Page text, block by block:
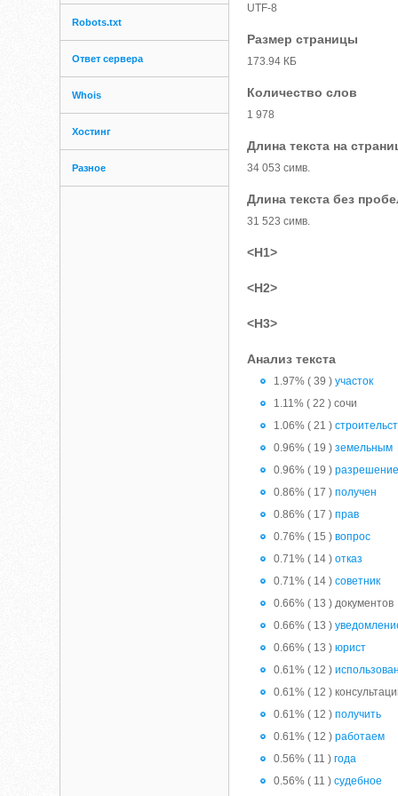
Robots.txt
Ответ сервера
Whois
Хостинг
Разное
UTF-8
Размер страницы
173.94 КБ
Количество слов
1 978
Длина текста на
34 053 симв.
Длина текста без
31 523 симв.
<H1>
<H2>
<H3>
Анализ текста
1.97% ( 39 )участок
1.11% ( 22 ) сочи
1.06% ( 21 )
0.96% ( 19 )земельным
0.96% ( 19 )разрешение
0.86% ( 17 )получен
0.86% ( 17 )прав
0.76% ( 15 )вопрос
0.71% ( 14 )отказ
0.71% ( 14 )советник
0.66% ( 13 ) документов
0.66% ( 13 )
0.66% ( 13 )юрист
0.61% ( 12 )
0.61% ( 12 )
0.61% ( 12 )получить
0.61% ( 12 )работаем
0.56% ( 11 )года
0.56% ( 11 )судебное